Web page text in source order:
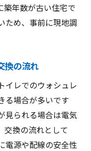
築年数が古い住宅で
ため、事前に現地調
換の流れ
イレでのウォシュレ
る場合が多いです
見られる場合は電気
交換の流れとして
電源や配線の安全性